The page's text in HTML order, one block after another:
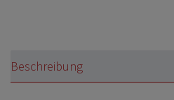
Beschreibung